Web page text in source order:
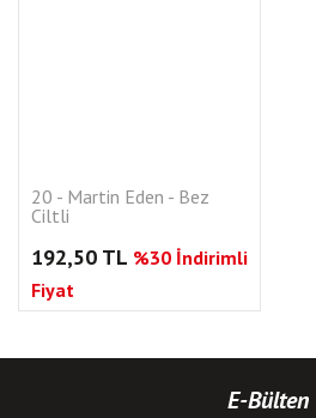
20 - Martin Eden - Bez
Ciltli
192,50 TL %30 İndirimli
Fiyat
E-Bülten